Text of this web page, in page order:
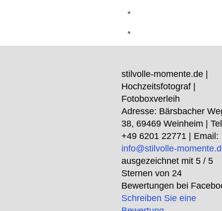
stilvolle-momente.de |
Hochzeitsfotograf |
Fotoboxverleih
Adresse: Bärsbacher
38, 69469Weinheim |
+49 6201 22771| Email:
info@stilvolle-
ausgezeichnet mit 5/ 5
Sternen von 24
Bewertungen bei
Schreiben Sie eine